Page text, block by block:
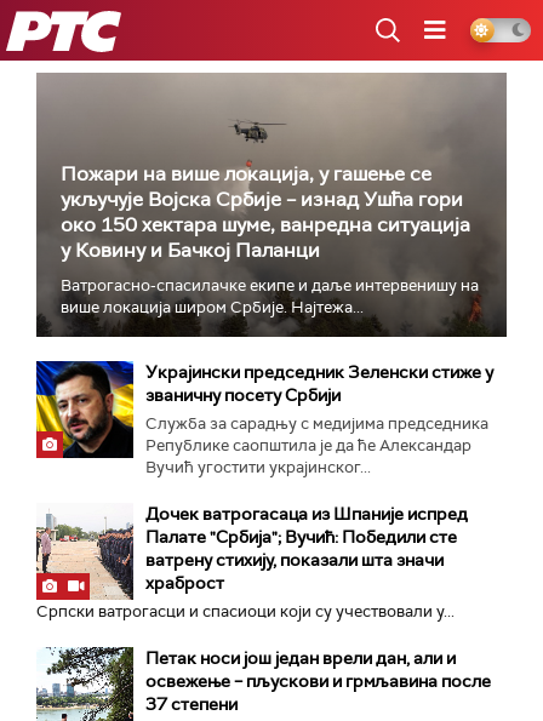
РТС
Пожари на више локација, у гашење се
укључује Војска Србије – изнад Ушћа гори
око 150 хектара шуме, ванредна ситуација
у Ковину и Бачкој Паланци
Ватрогасно-спасилачке екипе и даље интервенишу на
више локација широм Србије. Најтежа...
Украјински председник Зеленски стиже у
званичну посету Србији
Служба за сарадњу с медијима председника
Републике саопштила је да ће Александар
Вучић угостити украјинског...
Дочек ватрогасаца из Шпаније испред
Палате "Србија"; Вучић: Победили сте
ватрену стихију, показали шта значи
храброст
Српски ватрогасци и спасиоци који су учествовали у...
Петак носи још један врели дан, али и
освежење – пљускови и грмљавина после
37 степени